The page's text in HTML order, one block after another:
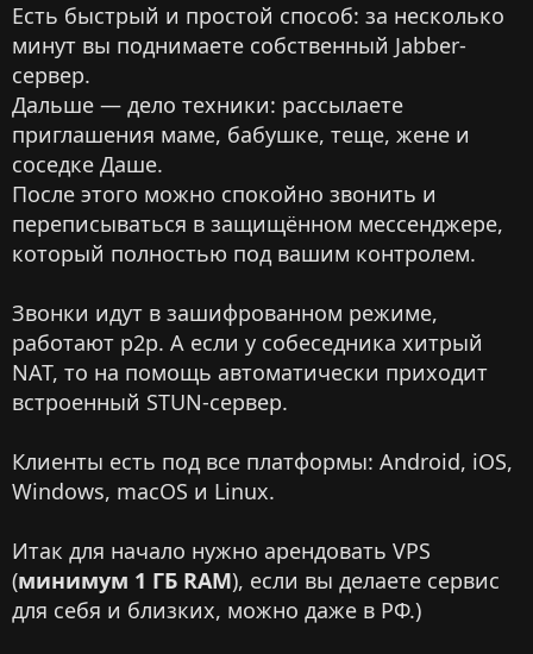
Есть быстрый и простой способ: за несколько
минут вы поднимаете собственный Jabber-
сервер.
Дальше — дело техники: рассылаете
приглашения маме, бабушке, теще, жене и
соседке Даше.
После этого можно спокойно звонить и
переписываться в защищённом мессенджере,
который полностью под вашим контролем.
Звонки идут в зашифрованном режиме,
работают p2p. А если у собеседника хитрый
NAT, то на помощь автоматически приходит
встроенный STUN-сервер.
Клиенты есть под все платформы: Android, iOS,
Windows, macOS и Linux.
Итак для начало нужно арендовать VPS
(минимум 1 ГБ RAM), если вы делаете сервис
для себя и близких, можно даже в РФ.)